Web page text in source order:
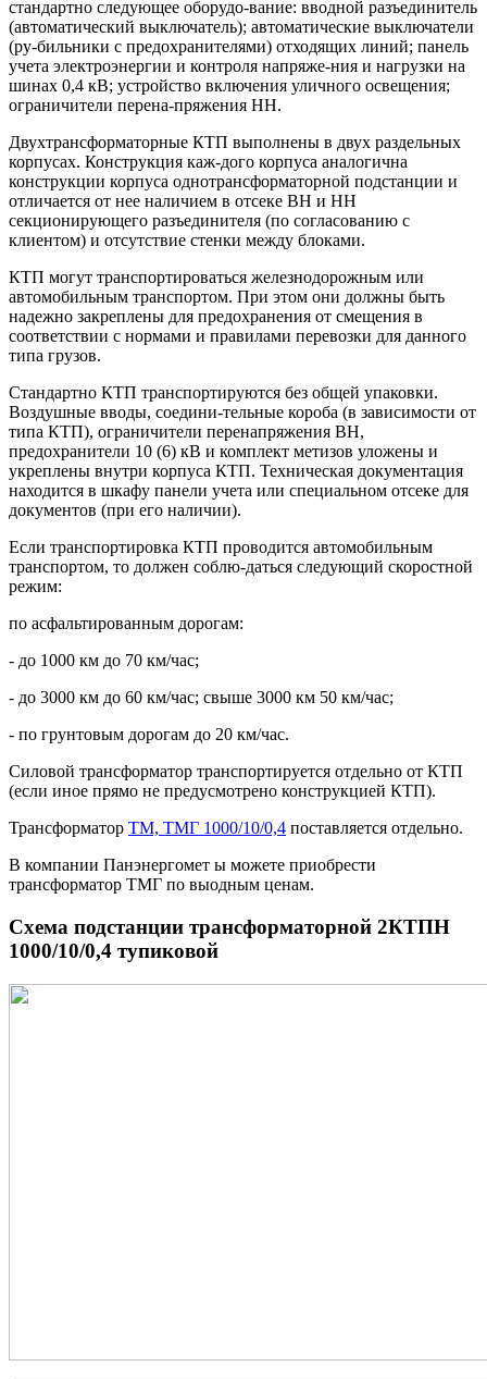
стандартно следующее оборудо-вание: вводной разъединитель
(автоматический выключатель); автоматические выключатели
(ру-бильники с предохранителями) отходящих линий; панель
учета электроэнергии и контроля напряже-ния и нагрузки на
шинах 0,4 кВ; устройство включения уличного освещения;
ограничители перена-пряжения НН.
Двухтрансформаторные КТП выполнены в двух раздельных
корпусах. Конструкция каж-дого корпуса аналогична
конструкции корпуса однотрансформаторной подстанции и
отличается от нее наличием в отсеке ВН и НН
секционирующего разъединителя (по согласованию с
клиентом) и отсутствие стенки между блоками.
КТП могут транспортироваться железнодорожным или
автомобильным транспортом. При этом они должны быть
надежно закреплены для предохранения от смещения в
соответствии с нормами и правилами перевозки для данного
типа грузов.
Стандартно КТП транспортируются без общей упаковки.
Воздушные вводы, соедини-тельные короба (в зависимости от
типа КТП), ограничители перенапряжения ВН,
предохранители 10 (6) кВ и комплект метизов уложены и
укреплены внутри корпуса КТП. Техническая документация
находится в шкафу панели учета или специальном отсеке для
документов (при его наличии).
Если транспортировка КТП проводится автомобильным
транспортом, то должен соблю-даться следующий скоростной
режим:
по асфальтированным дорогам:
- до 1000 км до 70 км/час;
- до 3000 км до 60 км/час; свыше 3000 км 50 км/час;
- по грунтовым дорогам до 20 км/час.
Силовой трансформатор транспортируется отдельно от КТП
(если иное прямо не предусмотрено конструкцией КТП).
Трансформатор ТМ, ТМГ 1000/10/0,4 поставляется отдельно.
В компании Панэнергомет ы можете приобрести
трансформатор ТМГ по выодным ценам.
Схема подстанции трансформаторной 2КТПН
1000/10/0,4 тупиковой